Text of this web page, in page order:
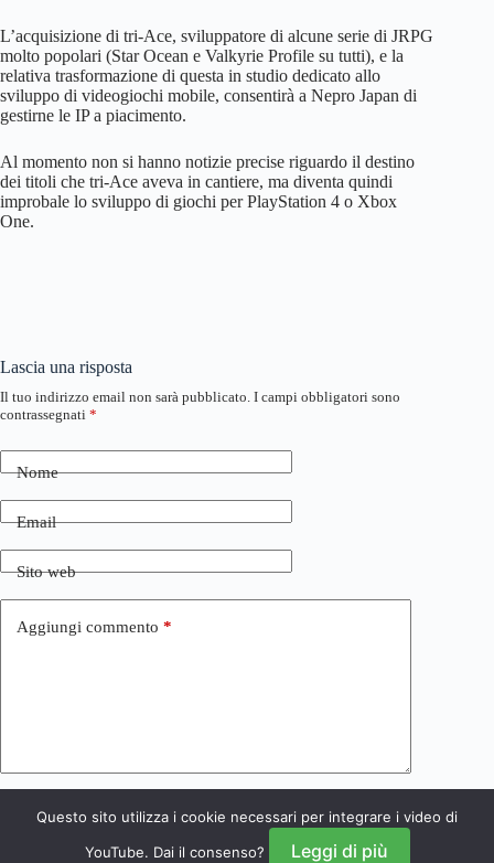
L’acquisizione di tri-Ace, sviluppatore di alcune serie di JRPG
molto popolari (Star Ocean e Valkyrie Profile su tutti), e la
relativa trasformazione di questa in studio dedicato allo
sviluppo di videogiochi mobile, consentirà a Nepro Japan di
gestirne le IP a piacimento.
Al momento non si hanno notizie precise riguardo il destino
dei titoli che tri-Ace aveva in cantiere, ma diventa quindi
improbale lo sviluppo di giochi per PlayStation 4 o Xbox
One.
Lascia una risposta
Il tuo indirizzo email non sarà pubblicato. I campi obbligatori sono
contrassegnati *
Nome
Email
Sito web
Aggiungi commento *
Invia commento
Questo sito utilizza i cookie necessari per integrare i video di
YouTube. Dai il consenso?
Leggi di più